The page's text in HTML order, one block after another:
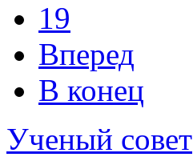
19
Вперед
В конец
Ученый совет